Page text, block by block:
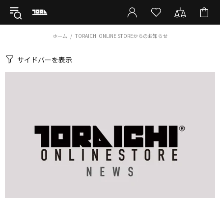
ホーム TORAICHI ONLINE STOREからのお知らせ
サイドバーを表示